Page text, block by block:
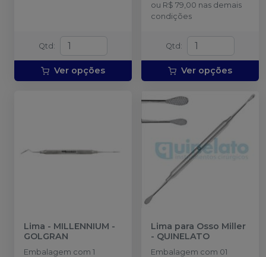
Qtd :
Ver opções
ou R$ 79,00 nas demais
condições
Qtd :
Ver opções
Lima - MILLENNIUM -
GOLGRAN
Embalagem com 1
Lima para Osso Miller
- QUINELATO
Embalagem com 01